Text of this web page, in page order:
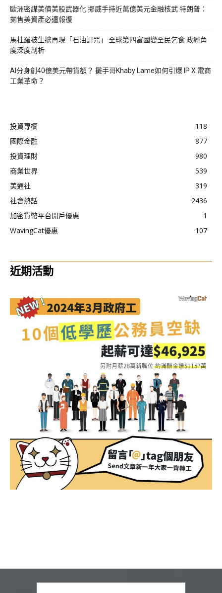
歐洲密謀美債美股武器化 挪威手持近萬億美元金融核武 特朗普：
拋售美資產必遭報復
馬杜羅被生擒再現「石油詛咒」 全球第四富國變全民乞食 政經角
度深度剖析
AI分身創40億美元帶貨額？ 攤手哥Khaby Lame如何引爆 IP X 電商
工業革命？
投資專欄
118
國際金融
877
投資理財
980
商業世界
539
美通社
319
社會熱話
2436
加密貨幣平台開戶優惠
1
WavingCat優惠
107
近期活動